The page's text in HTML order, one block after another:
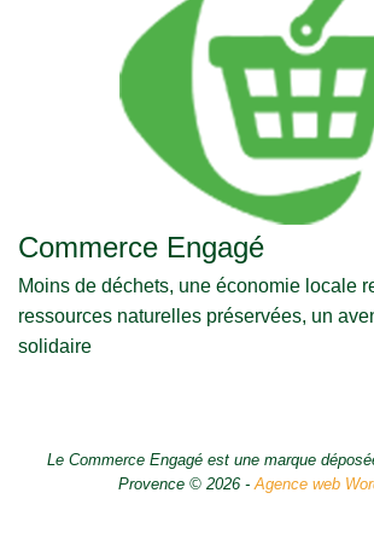
Commerce Engagé
Moins de déchets, une économie locale
ressources naturelles préservées, un
solidaire
Le Commerce Engagé est une marque
Provence © 2026 -Agence web